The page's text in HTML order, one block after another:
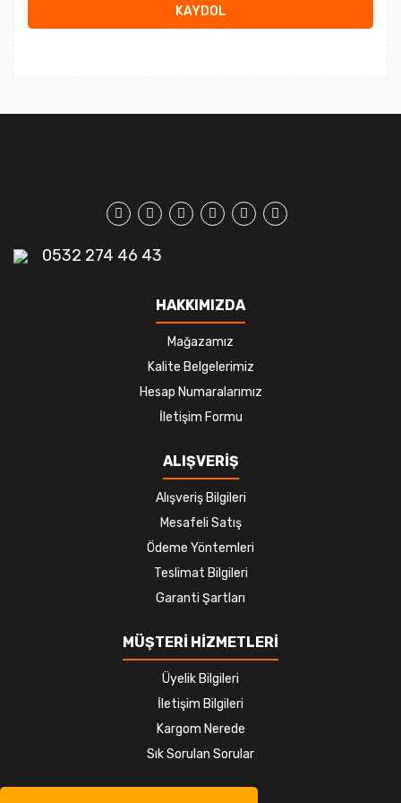
KAYDOL
0532 274 46 43
HAKKIMIZDA
Mağazamız
Kalite Belgelerimiz
Hesap Numaralarımız
İletişim Formu
ALIŞVERİŞ
Alışveriş Bilgileri
Mesafeli Satış
Ödeme Yöntemleri
Teslimat Bilgileri
Garanti Şartları
MÜŞTERİ HİZMETLERİ
Üyelik Bilgileri
İletişim Bilgileri
Kargom Nerede
Sık Sorulan Sorular